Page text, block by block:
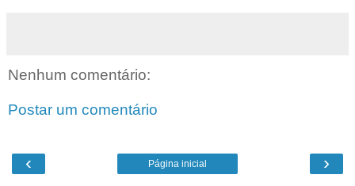
Nenhum comentário:
Postar um comentário
‹ ›
Página inicial